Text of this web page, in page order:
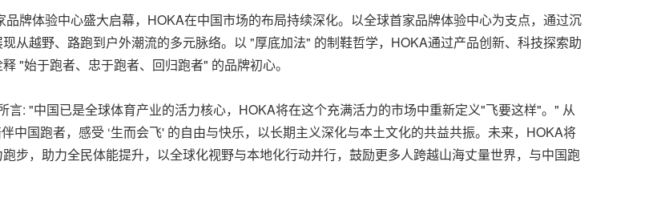
牌体验中心盛大启幕，HOKA在中国市场的布局持续深化。以全球首家品牌体验中心为支点，通过沉
从越野、路跑到户外潮流的多元脉络。以 "厚底加法" 的制鞋哲学，HOKA通过产品创新、科技探索助
"始于跑者、忠于跑者、回归跑者" 的品牌初心。
: "中国已是全球体育产业的活力核心，HOKA将在这个充满活力的市场中重新定义"飞要这样"。" 从
中国跑者，感受 ‘生而会飞' 的自由与快乐，以长期主义深化与本土文化的共益共振。未来，HOKA将
步，助力全民体能提升，以全球化视野与本地化行动并行，鼓励更多人跨越山海丈量世界，与中国跑